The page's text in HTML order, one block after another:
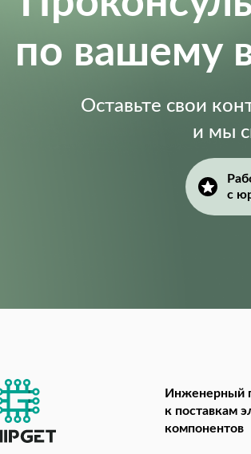
по вашему
Оставьте свои
и мы
с
Инженерный
к поставкам
компонентов